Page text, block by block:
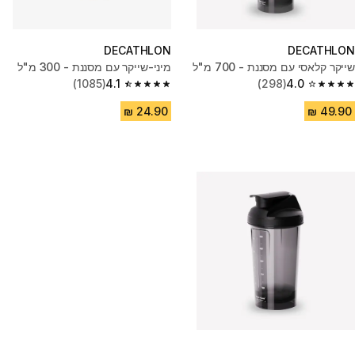
DECATHLON
שייקר קלאסי עם מסננת - 700 מ"ל
4.0
4.0 out of 5 stars from 298 reviews
(298)
DECATHLON
מיני-שייקר עם מסננת - 300 מ"ל
4.1
4.1 out of 5 stars from 1085 reviews
(1085)